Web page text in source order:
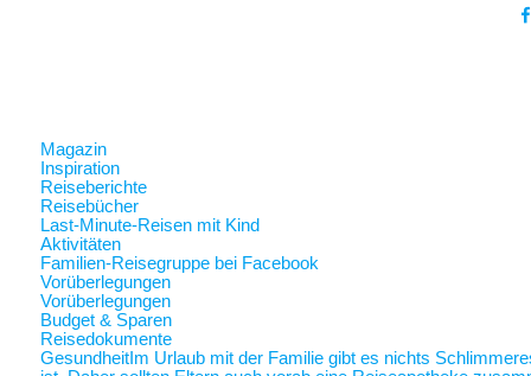
Magazin
Inspiration
Reiseberichte
Reisebücher
Last-Minute-Reisen mit Kind
Aktivitäten
Familien-Reisegruppe bei Facebook
Vorüberlegungen
Vorüberlegungen
Budget & Sparen
Reisedokumente
Gesundheit Im Urlaub mit der Familie gibt es nichts